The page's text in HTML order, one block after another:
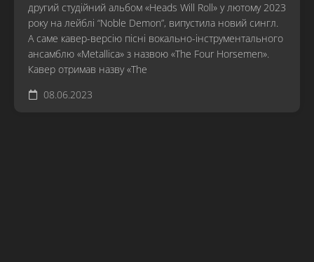
другий студійний альбом «Heads Will Roll» у лютому 2023
року на лейблі “Noble Demon”, випустила новий сингл.
А саме кавер-версію пісні вокально-інструментального
ансамблю «Metallica» з назвою «The Four Horsemen».
Кавер отримав назву «The
08.06.2023